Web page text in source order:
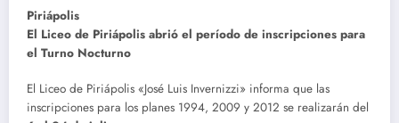
Piriápolis
El Liceo de Piriápolis abrió el período de inscripciones para
el Turno Nocturno
El Liceo de Piriápolis «José Luis Invernizzi» informa que las
inscripciones para los planes 1994, 2009 y 2012 se realizarán del